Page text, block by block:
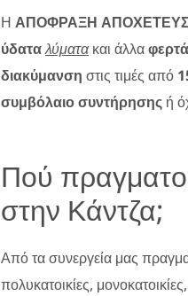
Η ΑΠΟΦΡΑΞΗ
ύδαταλύματακαι άλλα
διακύμανση στις τιμές από
συμβόλαιο συντήρησης ή
Πού
στην Κάντζα;
Από τα συνεργεία μας
πολυκατοικίες,